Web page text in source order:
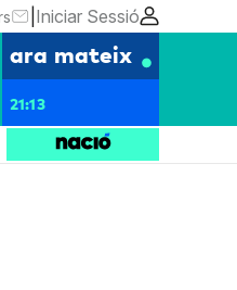
Iniciar Sessió
ara mateix
21:13